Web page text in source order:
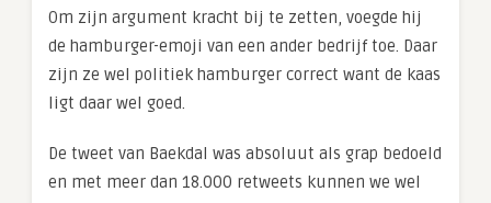
Om zijn argument kracht bij te zetten, voegde hij
de hamburger-emoji van een ander bedrijf toe. Daar
zijn ze wel politiek hamburger correct want de kaas
ligt daar wel goed.
De tweet van Baekdal was absoluut als grap bedoeld
en met meer dan 18.000 retweets kunnen we wel